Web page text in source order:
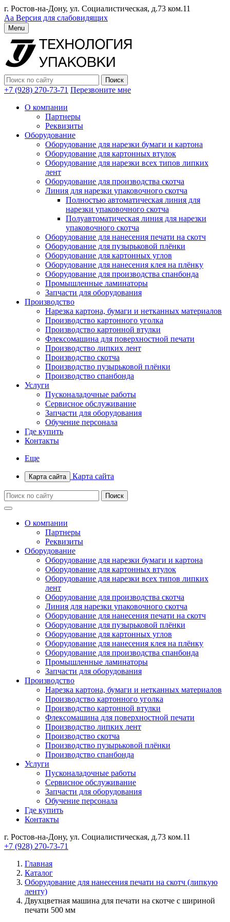
г. Ростов-на-Дону, ул. Социалистическая, д.73 ком.11
Аа Версия для слабовидящих
Menu
+7 (928) 270-73-71 Перезвоните мне
О компании
Партнеры
Реквизиты
Оборудование
Оборудование для нарезки бумаги и картона
Оборудование для картонных втулок
Оборудование для нарезки всех типов липких
лент
Оборудование для производства скотча
Линия для нарезки упаковочного скотча
Полностью автоматическая линия для
нарезки упаковочного скотча
Полуавтоматическая линия для нарезки
упаковочного скотча
Оборудование для нанесения печати на скотч
Оборудование для пузырьковой плёнки
Оборудование для картонных углов
Оборудование для нанесения клея на плёнку
Оборудование для производства спанбонда
Промышленные ламинаторы
Запчасти для оборудования
Производство
Нарезка картона, бумаги и нетканных материалов
Производство картонного уголка
Производство картонной втулки
Флексомашина для поверхностной печати
Производство липких лент
Производство скотча
Производство пузырьковой плёнки
Производство спанбонда
Услуги
Пусконаладочные работы
Сервисное обслуживание
Запчасти для оборудования
Обучение персонала
Где купить
Контакты
Еще
Карта сайта Карта сайта
О компании
Партнеры
Реквизиты
Оборудование
Оборудование для нарезки бумаги и картона
Оборудование для картонных втулок
Оборудование для нарезки всех типов липких
лент
Оборудование для производства скотча
Линия для нарезки упаковочного скотча
Оборудование для нанесения печати на скотч
Оборудование для пузырьковой плёнки
Оборудование для картонных углов
Оборудование для нанесения клея на плёнку
Оборудование для производства спанбонда
Промышленные ламинаторы
Запчасти для оборудования
Производство
Нарезка картона, бумаги и нетканных материалов
Производство картонного уголка
Производство картонной втулки
Флексомашина для поверхностной печати
Производство липких лент
Производство скотча
Производство пузырьковой плёнки
Производство спанбонда
Услуги
Пусконаладочные работы
Сервисное обслуживание
Запчасти для оборудования
Обучение персонала
Где купить
Контакты
г. Ростов-на-Дону, ул. Социалистическая, д.73 ком.11
+7 (928) 270-73-71
Главная
Каталог
Оборудование для нанесения печати на скотч (липкую
ленту)
Двухцветная машина для печати на скотче с шириной
печати 500 мм